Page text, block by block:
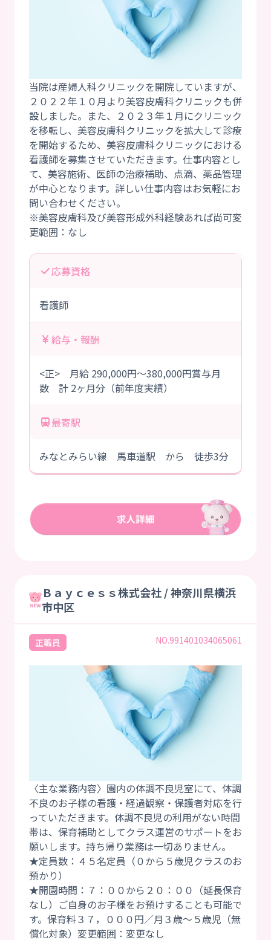
当院は産婦人科クリニックを開院していますが、
２０２２年１０月より美容皮膚科クリニックも併
設しました。また、２０２３年１月にクリニック
を移転し、美容皮膚科クリニックを拡大して診療
を開始するため、美容皮膚科クリニックにおける
看護師を募集させていただきます。仕事内容とし
て、美容施術、医師の治療補助、点滴、薬品管理
が中心となります。詳しい仕事内容はお気軽にお
問い合わせください。
※美容皮膚科及び美容形成外科経験あれば尚可変
応募資格
看護師
給与・報酬
<正> 月給 290,000円～380,000円賞与月
数 計 2ヶ月分（前年度実績）
最寄駅
みなとみらい線 馬車道駅 から 徒歩3分
Ｂａｙｃｅｓｓ株式会社 / 神奈川県横浜
市中区
正職員 NO.991401034065061
〈主な業務内容〉園内の体調不良児室にて、体調
不良のお子様の看護・経過観察・保護者対応を行
っていただきます。体調不良児の利用がない時間
帯は、保育補助としてクラス運営のサポートをお
願いします。持ち帰り業務は一切ありません。
★定員数：４５名定員（０から５歳児クラスのお
預かり）
★開園時間：７：００から２０：００（延長保育
なし）ご自身のお子様をお預けすることも可能で
す。保育料３７，０００円／月３歳～５歳児（無